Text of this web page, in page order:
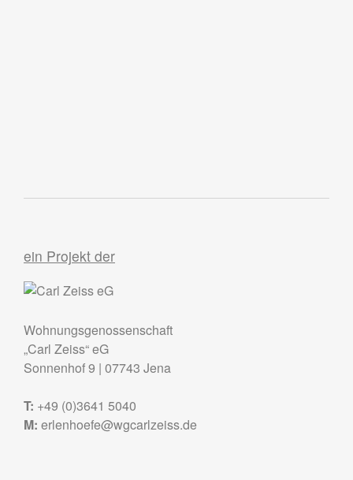
ein Projekt der
Wohnungsgenossenschaft
„Carl Zeiss“ eG
Sonnenhof 9 | 07743 Jena
T: +49 (0)3641 5040
M: erlenhoefe@wgcarlzeiss.de